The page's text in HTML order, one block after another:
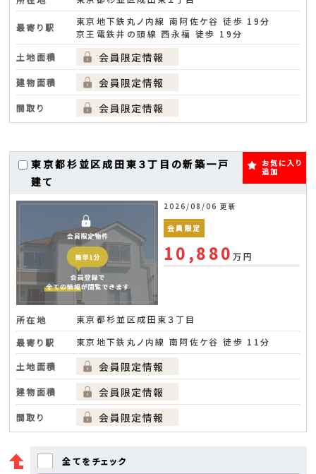
最寄り駅
東京地下鉄丸ノ内線 南阿佐ケ谷 徒歩 19分
京王電鉄井の頭線 西永福 徒歩 19分
土地面積
建物面積
間取り
東京都杉並区成田東３丁目の新築一戸
建て
お気に入り
追加
2026/08/06 更新
会員限定
10,880万円
所在地
東京都杉並区成田東３丁目
最寄り駅
東京地下鉄丸ノ内線 南阿佐ケ谷 徒歩 11分
土地面積
建物面積
間取り
全てをチェック